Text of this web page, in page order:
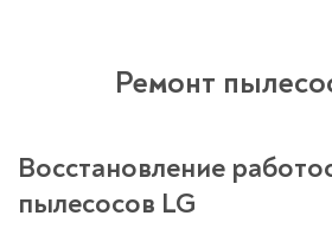
Ремонт
Восстановление
пылесосов LG